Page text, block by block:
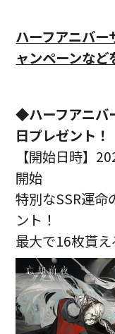
ハーフアニバ
ャンペーンなど
◆ハーフアニバ
日プレゼント！
【開始日時】
開始
特別なSSR運命
ント！
最大で16枚貰え